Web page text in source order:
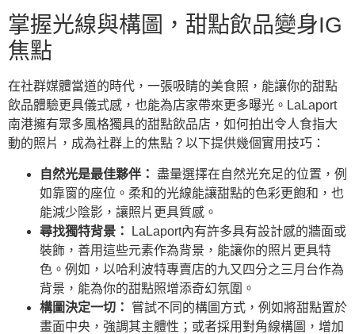
掌握光線與構圖，甜點飲品變身IG
焦點
在社群媒體當道的時代，一張吸睛的美食照，能讓你的甜點
飲品體驗更具儀式感，也能為店家帶來更多曝光。LaLaport
南港擁有眾多風格獨具的甜點飲品店，如何拍出令人食指大
動的照片，成為社群上的焦點？以下提供幾個實用技巧：
自然光是最佳夥伴： 盡量選擇在自然光充足的位置，例
如靠窗的座位。柔和的光線能讓甜點的色彩更飽和，也
能減少陰影，讓照片更具質感。
尋找獨特背景：
LaLaport內有許多具有設計感的牆面或
裝飾，善用這些元素作為背景，能讓你的照片更具特
色。例如，以哈利波特專賣店的九又四分之三月台作為
背景，能為你的甜點照增添奇幻氛圍。
構圖決定一切：
嘗試不同的構圖方式，例如將甜點置於
畫面中央，強調其主體性；或者採用對角線構圖，增加